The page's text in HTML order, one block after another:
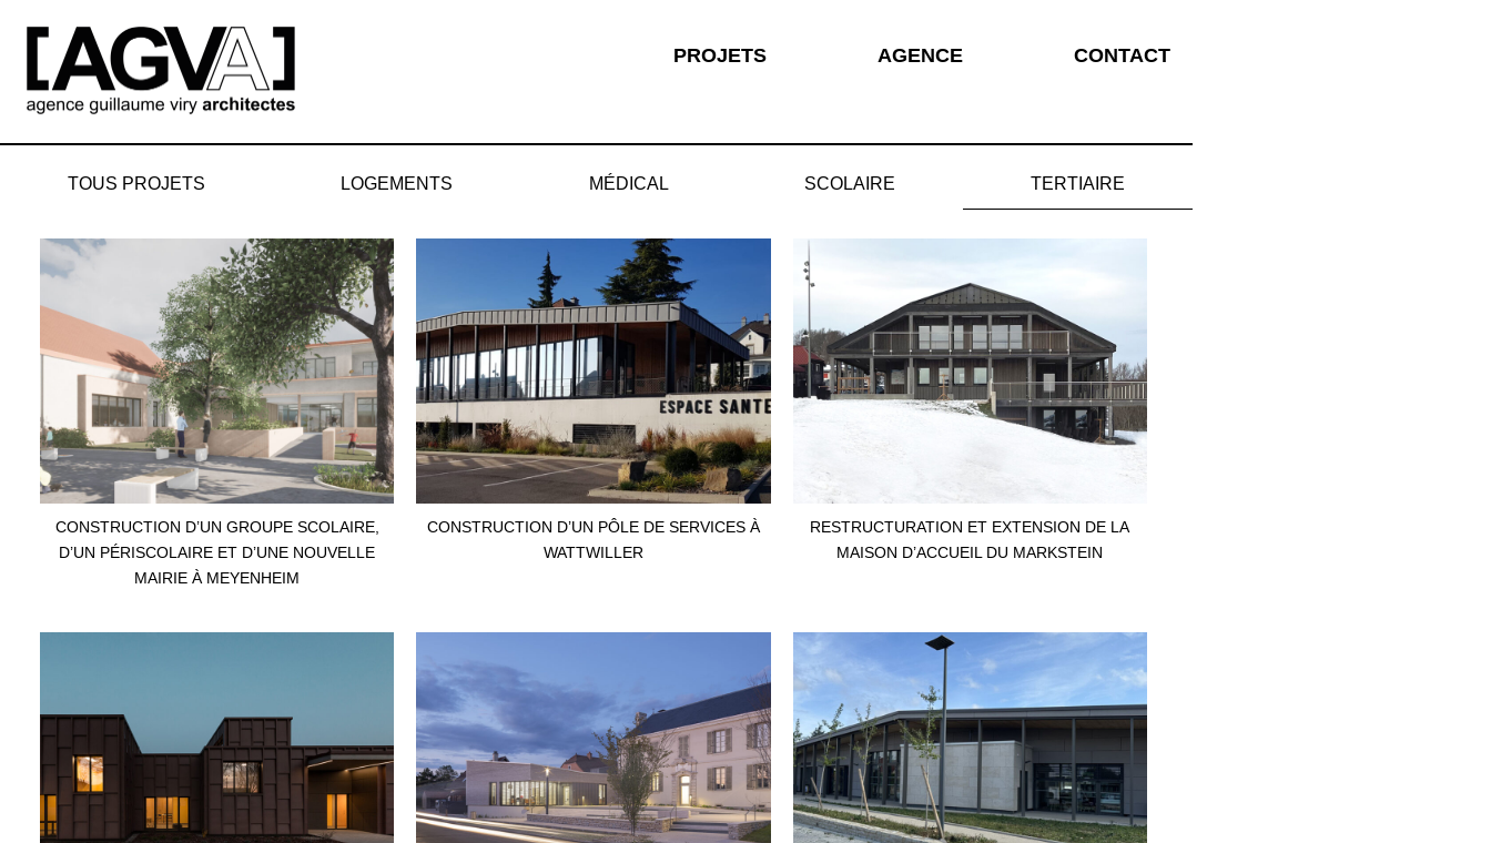
contenu
PROJETS AGENCE CONTACT
TOUS PROJETS LOGEMENTS MÉDICAL SCOLAIRE TERTIAIRE
CONSTRUCTION D’UN GROUPE SCOLAIRE,
D’UN PÉRISCOLAIRE ET D’UNE NOUVELLE
MAIRIE À MEYENHEIM
CONSTRUCTION D’UN PÔLE DE SERVICES À
WATTWILLER
RESTRUCTURATION ET EXTENSION DE LA
MAISON D’ACCUEIL DU MARKSTEIN